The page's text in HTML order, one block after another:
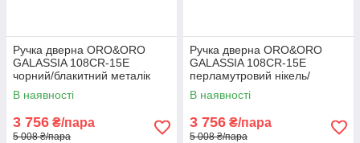
Ручка дверна ORO&ORO
GALASSIA 108СR-15E
чорний/блакитний металік
(Італія)
В наявності
3 756 ₴/пара
5 008 ₴/пара
Ручка дверна ORO&ORO
GALASSIA 108СR-15E
перламутровий нікель/
світлий хром (Італія)
В наявності
3 756 ₴/пара
5 008 ₴/пара